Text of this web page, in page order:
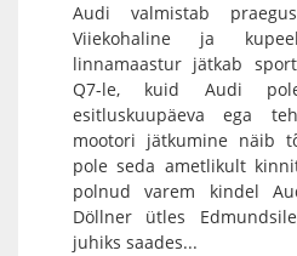
Audi valmistab
Viiekohaline ja
linnamaastur jätkab
Q7-le, kuid Audi
esitluskuupäeva ega
mootori jätkumine näib
pole seda ametlikult
polnud varem kindel
Döllner ütles
juhiks saades...